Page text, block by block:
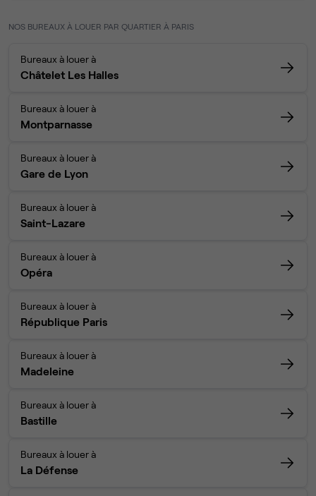
NOS BUREAUX À LOUER PAR QUARTIER À PARIS
Bureaux à louer à
Châtelet Les Halles
Bureaux à louer à
Montparnasse
Bureaux à louer à
Gare de Lyon
Bureaux à louer à
Saint-Lazare
Bureaux à louer à
Opéra
Bureaux à louer à
République Paris
Bureaux à louer à
Madeleine
Bureaux à louer à
Bastille
Bureaux à louer à
La Défense